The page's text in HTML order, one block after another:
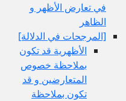
في تعارض الأظهر و
الظاهر
[المرجحات في الدلالة]
الأظهرية قد تكون
بملاحظة خصوص
المتعارضين و قد
تكون بملاحظة